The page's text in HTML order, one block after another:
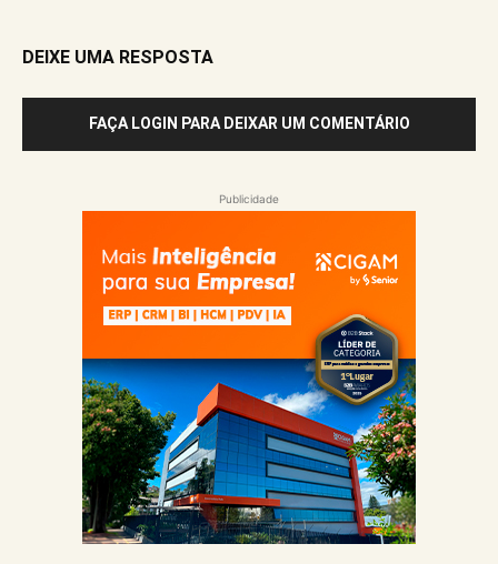
DEIXE UMA RESPOSTA
FAÇA LOGIN PARA DEIXAR UM COMENTÁRIO
Publicidade